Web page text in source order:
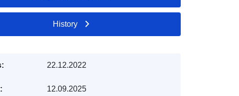
History
22.12.2022
12.09.2025